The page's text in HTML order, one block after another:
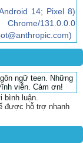
14; Pixel 8)
131.0.0.0
ngữ teen. Những
viễn. Cám ơn!
bình luận.
được hỗ trợ nhanh